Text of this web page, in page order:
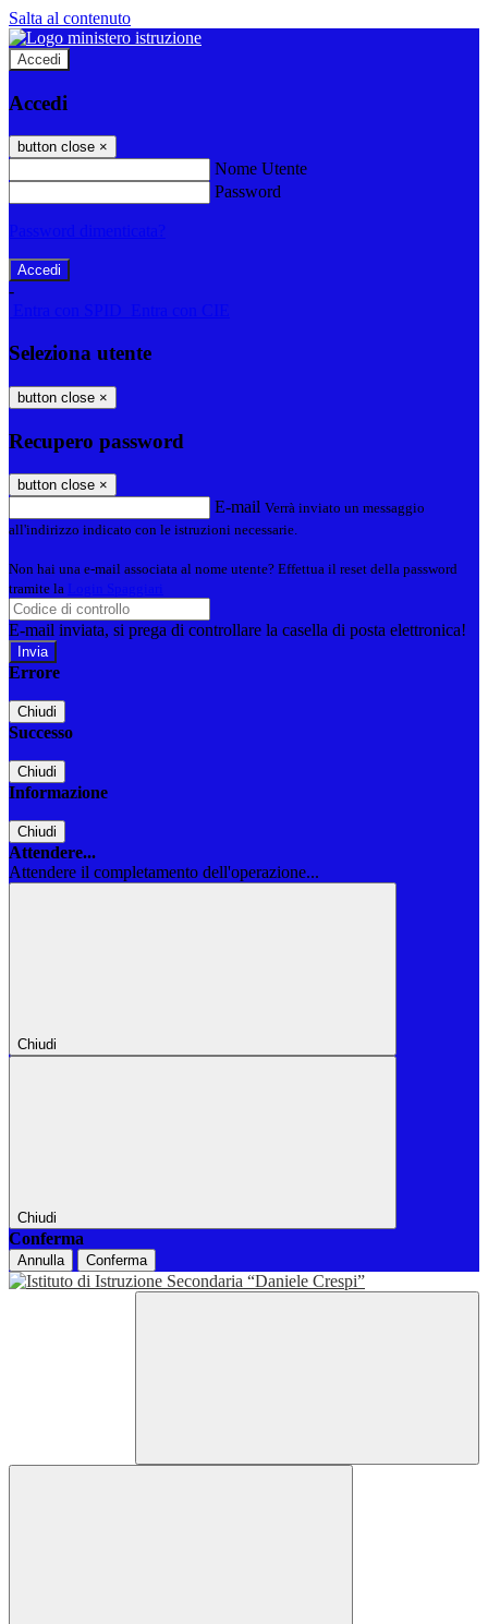
Salta al contenuto
Accedi
Accedi
button close ×
Nome Utente
Password
-
Seleziona utente
button close ×
Recupero password
button close ×
E-mail Verrà inviato un messaggio
all'indirizzo indicato con le istruzioni necessarie.
Non hai una e-mail associata al nome utente? Effettua il reset della password
tramite la
E-mail inviata, si prega di controllare la casella di posta elettronica!
Errore
Chiudi
Successo
Chiudi
Informazione
Chiudi
Attendere...
Attendere il completamento dell'operazione...
Chiudi
Chiudi
Conferma
Annulla Conferma